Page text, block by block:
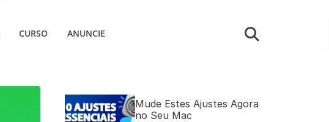
CURSO ANUNCIE
Mude Estes Ajustes Agora
no Seu Mac